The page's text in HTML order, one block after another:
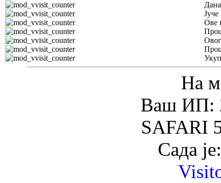
Јуче
Ове
На
Ваш ИП:
SAFARI
Сада